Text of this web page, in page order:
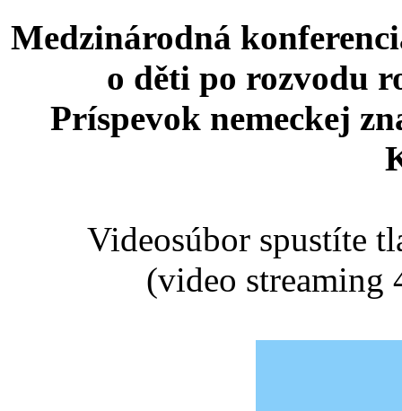
Medzinárodná
o děti po rozvodu
Príspevok nemeckej
Videosúbor spustíte
(video streaming